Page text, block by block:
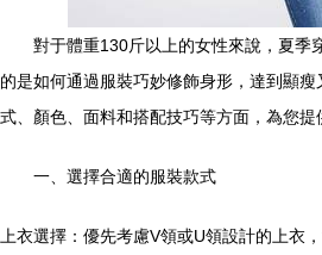
對于體重130斤以上的女性來說，夏季
的是如何通過服裝巧妙修飾身形，達到顯
式、顏色、面料和搭配技巧等方面，為您提
一、選擇合適的服裝款式
上衣選擇：優先考慮V領或U領設計的上衣